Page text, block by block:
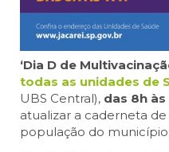
‘Dia D de
todas as unidades de
UBS Central), das 8h às
atualizar a caderneta
população do